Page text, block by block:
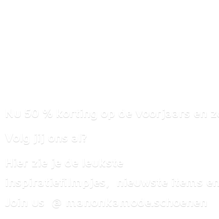
Nu 50 % korting op de voorjaars en
Volg jij ons al?
Hier zie je de leukste
inspiratiefilmpjes, nieuwste items
Join us @ manonkamode.schoenen